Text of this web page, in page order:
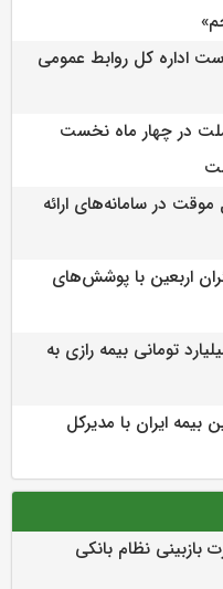
اداره كل روابط عمومی
در چهار ماه نخست
در سامانه‌های ارائه
اربعین با پوشش‌های
خسارت ۵۰۰ میلیارد تومانی بیمه رازی به
ایران با مدیرکل
نظام بانکی